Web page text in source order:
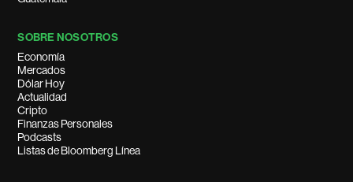
SOBRE NOSOTROS
Economía
Mercados
Dólar Hoy
Actualidad
Cripto
Finanzas Personales
Podcasts
Listas de Bloomberg Línea